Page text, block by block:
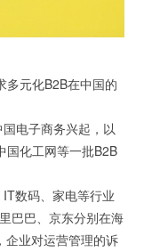
多元化B2B在中国的
电子商务兴起，以
国化工网等一批B2B
数码、家电等行业
巴巴、京东分别在海
企业对运营管理的诉